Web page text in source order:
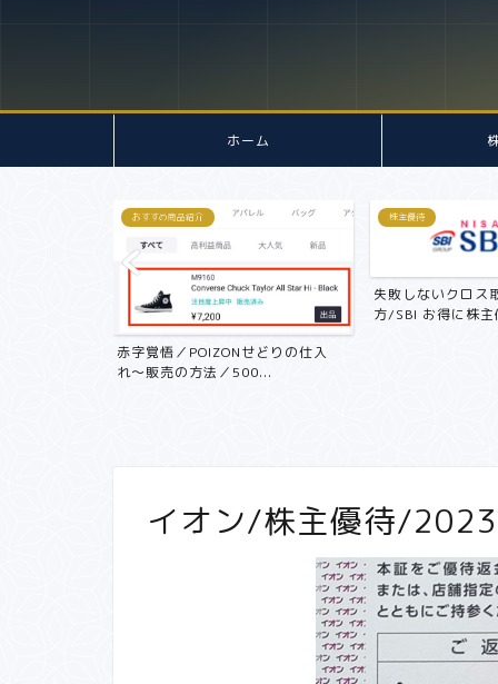
ホーム
おすすめ商品紹介
赤字覚悟／POIZONせどりの仕入
れ〜販売の方法／500...
株主優待
失敗しないクロス
方/SBI お得に株
イオン/株主優待/